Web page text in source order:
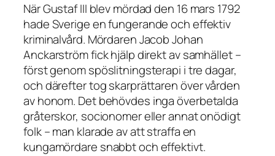
När Gustaf III blev mördad den 16 mars 1792
hade Sverige en fungerande och effektiv
kriminalvård. Mördaren Jacob Johan
Anckarström fick hjälp direkt av samhället –
först genom spöslitningsterapi i tre dagar,
och därefter tog skarprättaren över vården
av honom. Det behövdes inga överbetalda
gråterskor, socionomer eller annat onödigt
folk – man klarade av att straffa en
kungamördare snabbt och effektivt.